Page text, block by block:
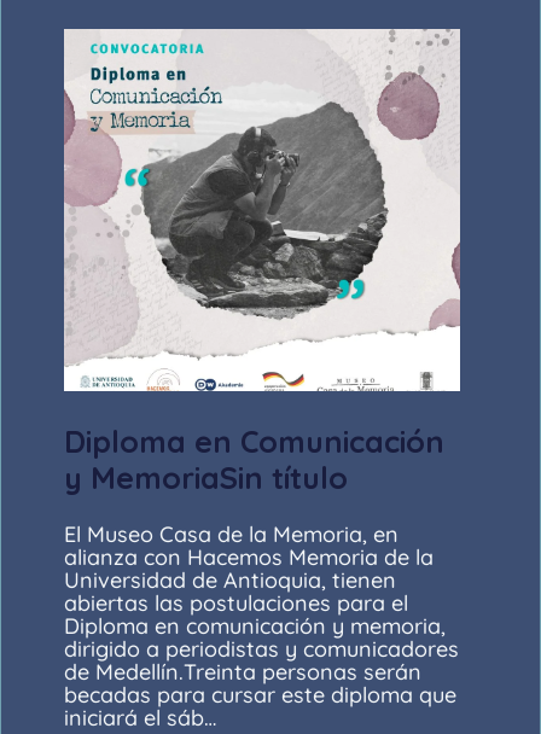
Diploma en Comunicación
y MemoriaSin título
El Museo Casa de la Memoria, en
alianza con Hacemos Memoria de la
Universidad de Antioquia, tienen
abiertas las postulaciones para el
Diploma en comunicación y memoria,
dirigido a periodistas y comunicadores
de Medellín.Treinta personas serán
becadas para cursar este diploma que
iniciará el sáb…